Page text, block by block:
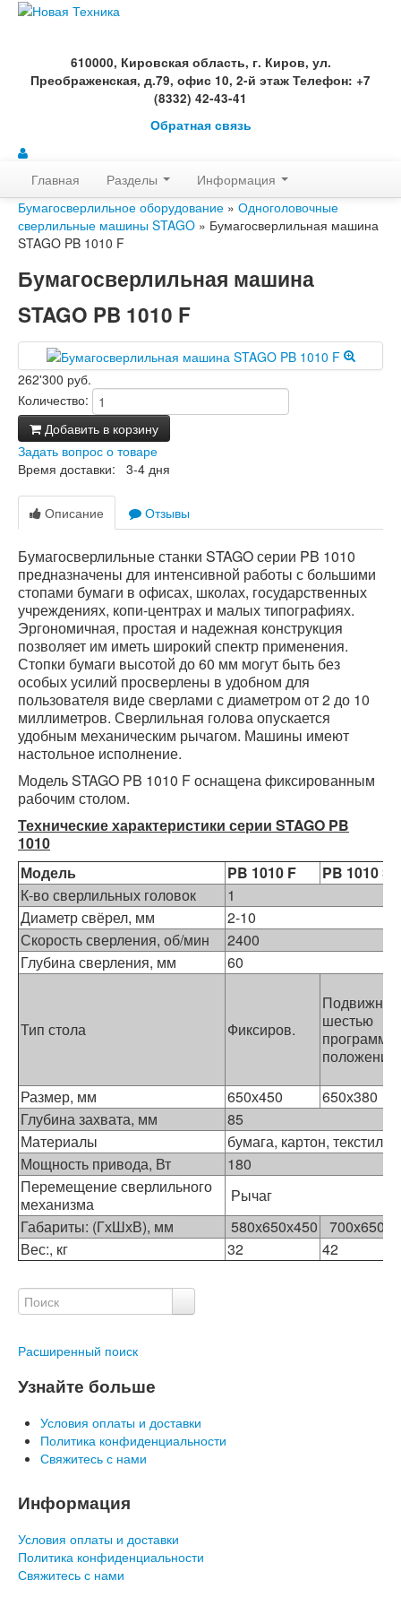
610000, Кировская область, г. Киров, ул.
Преображенская, д.79, офис 10, 2-й этаж Телефон: +7
(8332) 42-43-41
Обратная связь
Главная Разделы
Информация
Бумагосверлильное оборудование » Одноголовочные
сверлильные машины STAGO » Бумагосверлильная машина
STAGO PB 1010 F
Бумагосверлильная машина
STAGO PB 1010 F
262'300 руб.
Количество:
Добавить в корзину
Задать вопрос о товаре
Время доставки: 3-4 дня
Описание Отзывы
Бумагосверлильные станки STAGO серии PB 1010
предназначены для интенсивной работы с большими
стопами бумаги в офисах, школах, государственных
учреждениях, копи-центрах и малых типографиях.
Эргономичная, простая и надежная конструкция
позволяет им иметь широкий спектр применения.
Стопки бумаги высотой до 60 мм могут быть без
особых усилий просверлены в удобном для
пользователя виде сверлами с диаметром от 2 до 10
миллиметров. Сверлильная голова опускается
удобным механическим рычагом. Машины имеют
настольное исполнение.
Модель STAGO PB 1010 F оснащена фиксированным
рабочим столом.
Технические характеристики серии STAGO PB
1010
Модель
PB 1010 F
PB 1010 S
К-во сверлильных головок
1
Диаметр свёрел, мм
2-10
Скорость сверления, об/мин
2400
Глубина сверления, мм
60
Тип стола Фиксиров.
шестью
Размер, мм
650х450
650х380
Глубина захвата, мм
85
Материалы
бумага, картон,
Мощность привода, Вт
180
Перемещение сверлильного
механизма
Рычаг
Габариты: (ГхШхВ), мм
580х650х450
Вес:, кг
32 42
Расширенный поиск
Узнайте больше
Условия оплаты и доставки
Политика конфиденциальности
Свяжитесь с нами
Информация
Условия оплаты и доставки
Политика конфиденциальности
Свяжитесь с нами